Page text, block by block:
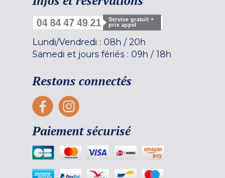
04 84 47 49 21
Service gratuit +
prix appel
Lundi/Vendredi : 08h / 20h
Samedi et jours fériés : 09h / 18h
Restons connectés
Paiement sécurisé